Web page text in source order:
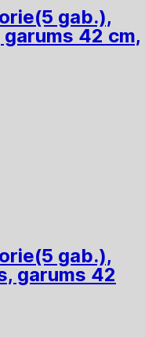
(5 gab.),
42 cm,
(5 gab.),
garums 42